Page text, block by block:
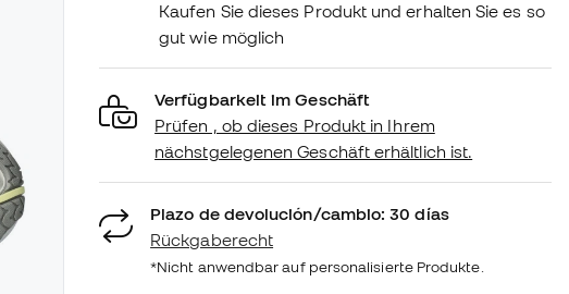
Kaufen Sie dieses Produkt und erhalten Sie es so
gut wie möglich
Verfügbarkeit im Geschäft
Prüfen , ob dieses Produkt in Ihrem
nächstgelegenen Geschäft erhältlich ist.
Plazo de devolución/cambio: 30 días
Rückgaberecht
*Nicht anwendbar auf personalisierte Produkte.